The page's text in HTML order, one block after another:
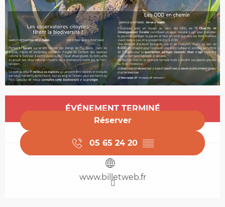
Ouverture et coordonnées
ÉVÉNEMENT TERMINÉ
Réserver
05 65 24 20 ▒▒
www.billetweb.fr